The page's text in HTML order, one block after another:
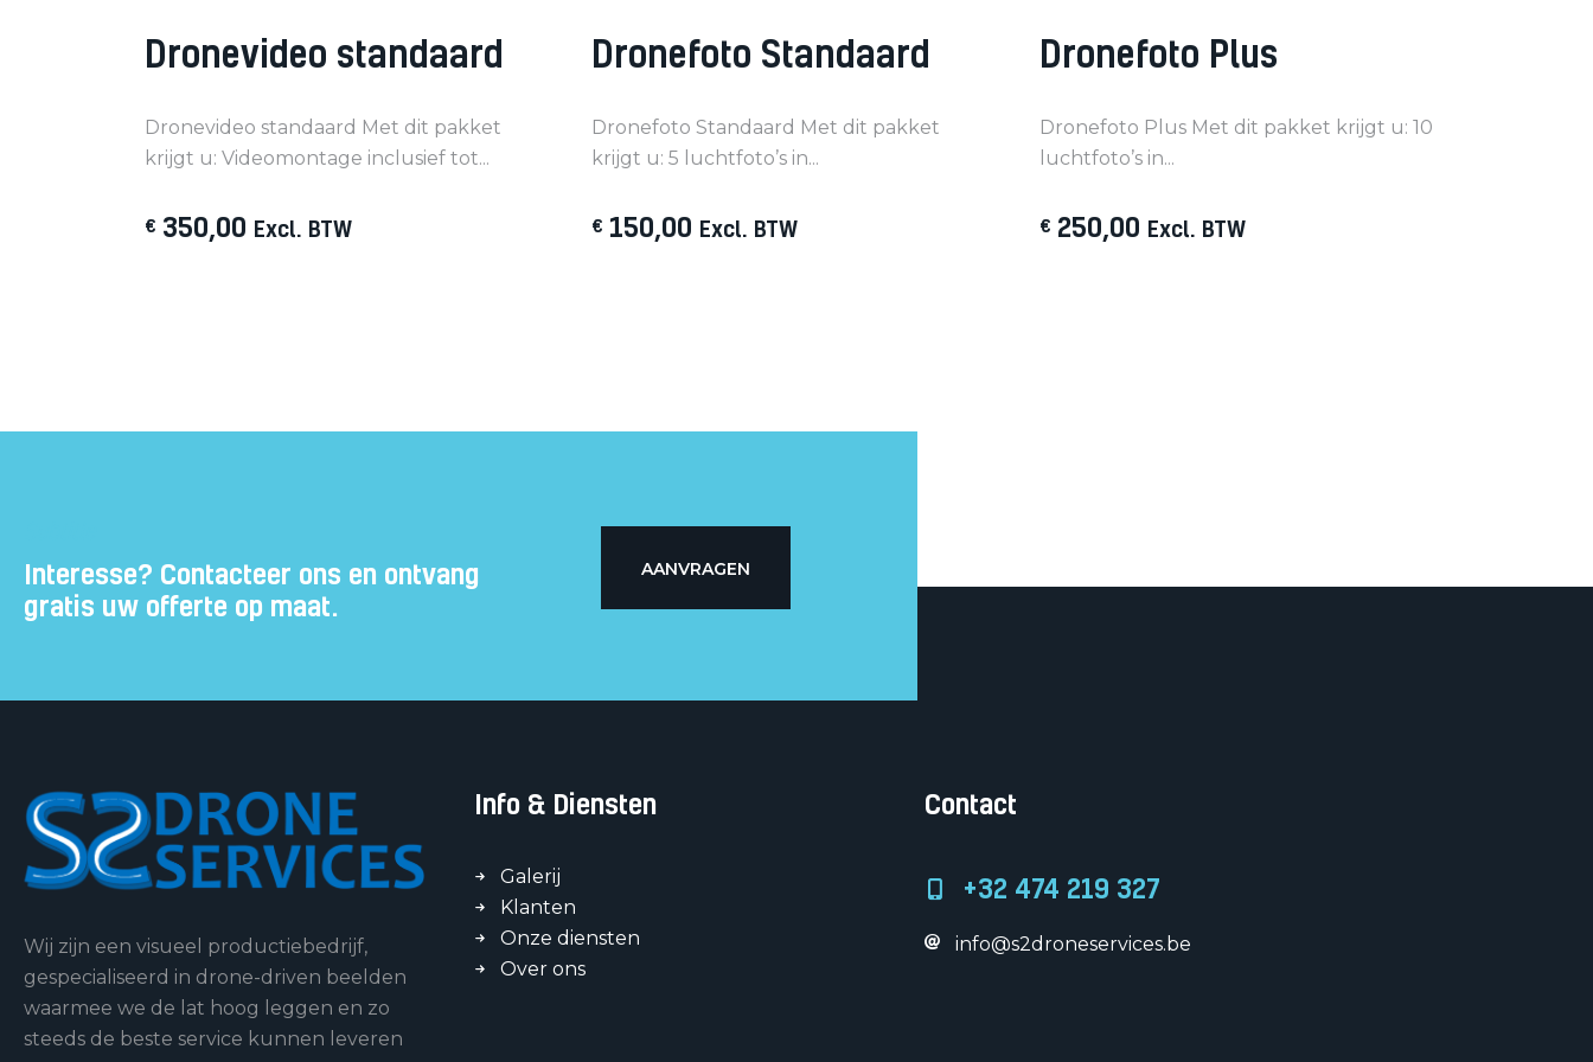
Dronevideo standaard
Dronevideo standaard Met dit pakket
krijgt u: Videomontage inclusief tot...
€ 350,00 Excl. BTW
Dronefoto Standaard
Dronefoto Standaard Met dit pakket
krijgt u: 5 luchtfoto’s in...
€ 150,00 Excl. BTW
Dronefoto Plus
Dronefoto Plus Met dit pakket krijgt u: 10
luchtfoto’s in...
€ 250,00 Excl. BTW
Interesse? Contacteer ons en ontvang
gratis uw offerte op maat.
AANVRAGEN
Wij zijn een visueel productiebedrijf,
gespecialiseerd in drone-driven beelden
waarmee we de lat hoog leggen en zo
steeds de beste service kunnen leveren
Info & Diensten
Galerij
Klanten
Onze diensten
Over ons
Contact
+32 474 219 327
info@s2droneservices.be